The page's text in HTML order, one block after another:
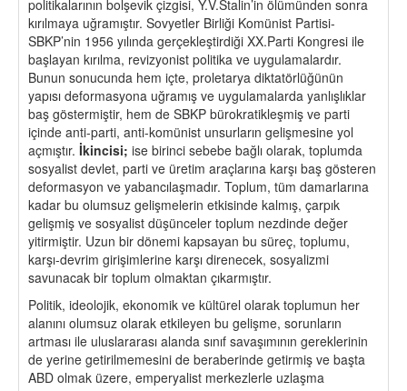
politikalarının bolşevik çizgisi, Y.V.Stalin’in ölümünden sonra
kırılmaya uğramıştır. Sovyetler Birliği Komünist Partisi-
SBKP’nin 1956 yılında gerçekleştirdiği XX.Parti Kongresi ile
başlayan kırılma, revizyonist politika ve uygulamalardır.
Bunun sonucunda hem içte, proletarya diktatörlüğünün
yapısı deformasyona uğramış ve uygulamalarda yanlışlıklar
baş göstermiştir, hem de SBKP bürokratikleşmiş ve parti
içinde anti-parti, anti-komünist unsurların gelişmesine yol
açmıştır. İkincisi; ise birinci sebebe bağlı olarak, toplumda
sosyalist devlet, parti ve üretim araçlarına karşı baş gösteren
deformasyon ve yabancılaşmadır. Toplum, tüm damarlarına
kadar bu olumsuz gelişmelerin etkisinde kalmış, çarpık
gelişmiş ve sosyalist düşünceler toplum nezdinde değer
yitirmiştir. Uzun bir dönemi kapsayan bu süreç, toplumu,
karşı-devrim girişimlerine karşı direnecek, sosyalizmi
savunacak bir toplum olmaktan çıkarmıştır.
Politik, ideolojik, ekonomik ve kültürel olarak toplumun her
alanını olumsuz olarak etkileyen bu gelişme, sorunların
artması ile uluslararası alanda sınıf savaşımının gereklerinin
de yerine getirilmemesini de beraberinde getirmiş ve başta
ABD olmak üzere, emperyalist merkezlerle uzlaşma